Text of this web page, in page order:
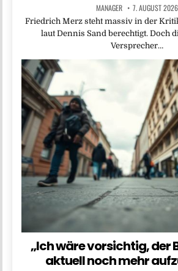
MANAGER 7. AUGUST 2026
Friedrich Merz steht massiv in der
laut Dennis Sand berechtigt. Doch
Versprecher…
„Ich wäre vorsichtig, der
aktuell noch mehr